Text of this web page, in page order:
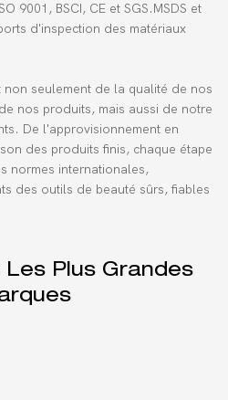
9001, BSCI, CE et SGS.MSDS et
d'inspection des matériaux
non seulement de la qualité de nos
nos produits, mais aussi de notre
De l'approvisionnement en
des produits finis, chaque étape
normes internationales,
des outils de beauté sûrs, fiables
Plus Grandes